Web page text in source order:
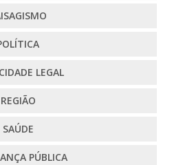
LEGAL
REGIÃO
SAÚDE
PÚBLICA